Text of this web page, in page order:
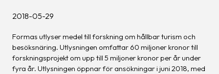
2018-05-29
Formas utlyser medel till forskning om hållbar turism och
besöksnäring. Utlysningen omfattar 60 miljoner kronor till
forskningsprojekt om upp till 5 miljoner kronor per år under
fyra år. Utlysningen öppnar för ansökningar i juni 2018, med